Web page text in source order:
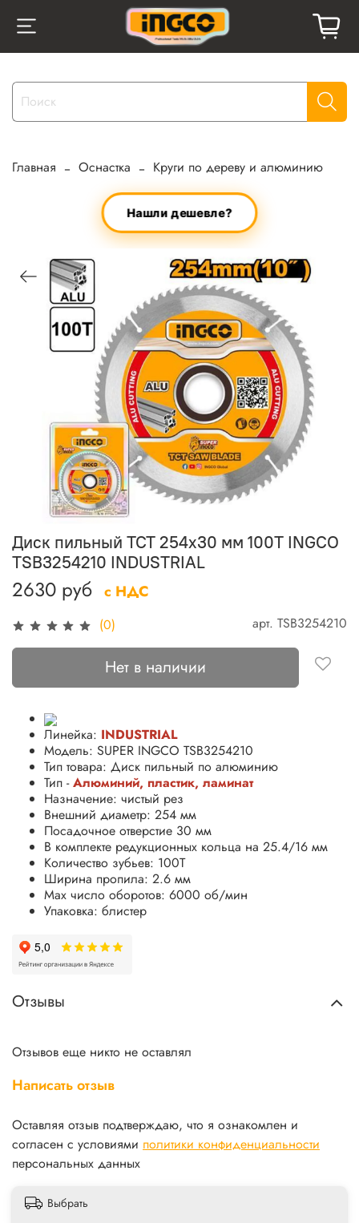
Главная Оснастка Круги по дереву и алюминию
Нашли дешевле?
(0) арт. TSB3254210
Диск пильный TCT 254х30 мм 100Т INGCO
TSB3254210 INDUSTRIAL
2630 руб с НДС
Нет в наличии
Линейка: INDUSTRIAL
Модель: SUPER INGCO TSB3254210
Тип товара: Диск пильный по алюминию
Тип -Алюминий, пластик, ламинат
Назначение: чистый рез
Внешний диаметр: 254 мм
Посадочное отверстие 30 мм
В комплекте редукционных кольца на 25.4/16 мм
Количество зубьев: 100Т
Ширина пропила: 2.6 мм
Max число оборотов: 6000 об/мин
Упаковка: блистер
Отзывы
Отзывов еще никто не оставлял
Написать отзыв
Оставляя отзыв подтверждаю, что я ознакомлен и
согласен с условиями политики конфиденциальности
персональных данных
Выбрать